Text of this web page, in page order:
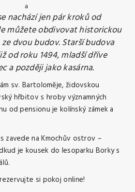
a
nachází jen pár kroků od
můžete obdivovat historickou
dvou budov. Starší budova
od roku 1494, mladší dříve
a později jako kasárna.
sv. Bartoloměje, židovskou
hřbitov s hroby významných
od pensionu je kolínský zámek a
zavede na Kmochův ostrov –
je kousek do lesoparku Borky s
rezervujte si pokoj online!